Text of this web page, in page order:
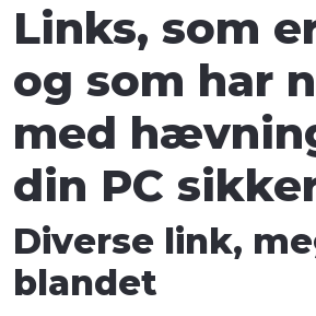
Links, som
og som har
med
din PC
Diverse link,
blandet